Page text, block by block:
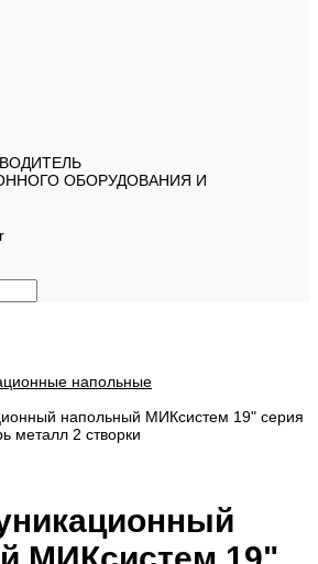
ОБОРУДОВАНИЯ И
напольные
напольный МИКсистем 19" серия
металл 2 створки